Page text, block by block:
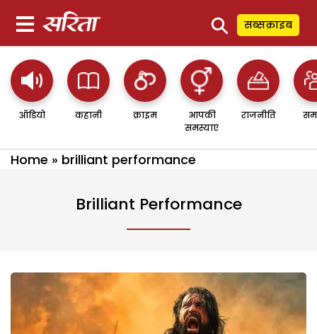
⚲ सब्सक्राइब
ऑडियो कहानी क्राइम
आपकी
समस्याएं
राजनीति
Home » brilliant performance
Brilliant Performance